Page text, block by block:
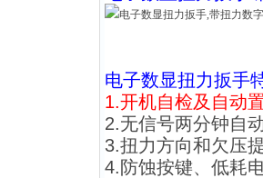
电子数显扭力扳手
1.开机自检及自动
2.无信号两分钟自
3.扭力方向和欠压
4.防蚀按键、低耗